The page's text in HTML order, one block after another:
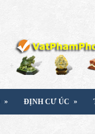
» ĐỊNH CƯ ÚC »